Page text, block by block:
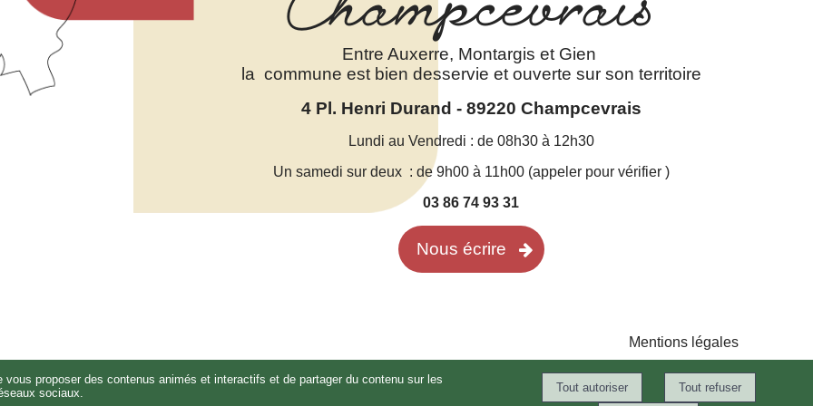
Entre Auxerre, Montargis et Gien
la commune est bien desservie et ouverte sur son territoire
4 Pl. Henri Durand - 89220 Champcevrais
Lundi au Vendredi : de 08h30 à 12h30
Un samedi sur deux : de 9h00 à 11h00 (appeler pour vérifier )
03 86 74 93 31
Nous écrire
Mentions légales
du site Internet réalisé par Net15-Site administrable CMS propulsé par WebSee Conditions Générales d'Utilisation -Gérer les cookies
proposer des contenus animés et interactifs et de partager du contenu sur les
sociaux.